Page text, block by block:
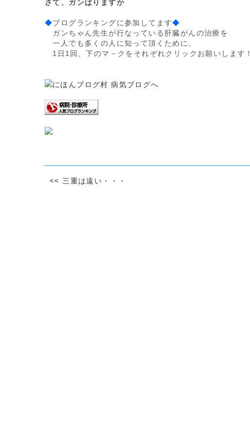
さて、ガンばりますか
◆ブログランキングに参加してます◆
ガンちゃん先生が行なっている肝臓がんの治療を
一人でも多くの人に知って頂くために、
1日1回、下のマ－クをそれぞれクリックお願いします！
<< 三重は遠い・・・